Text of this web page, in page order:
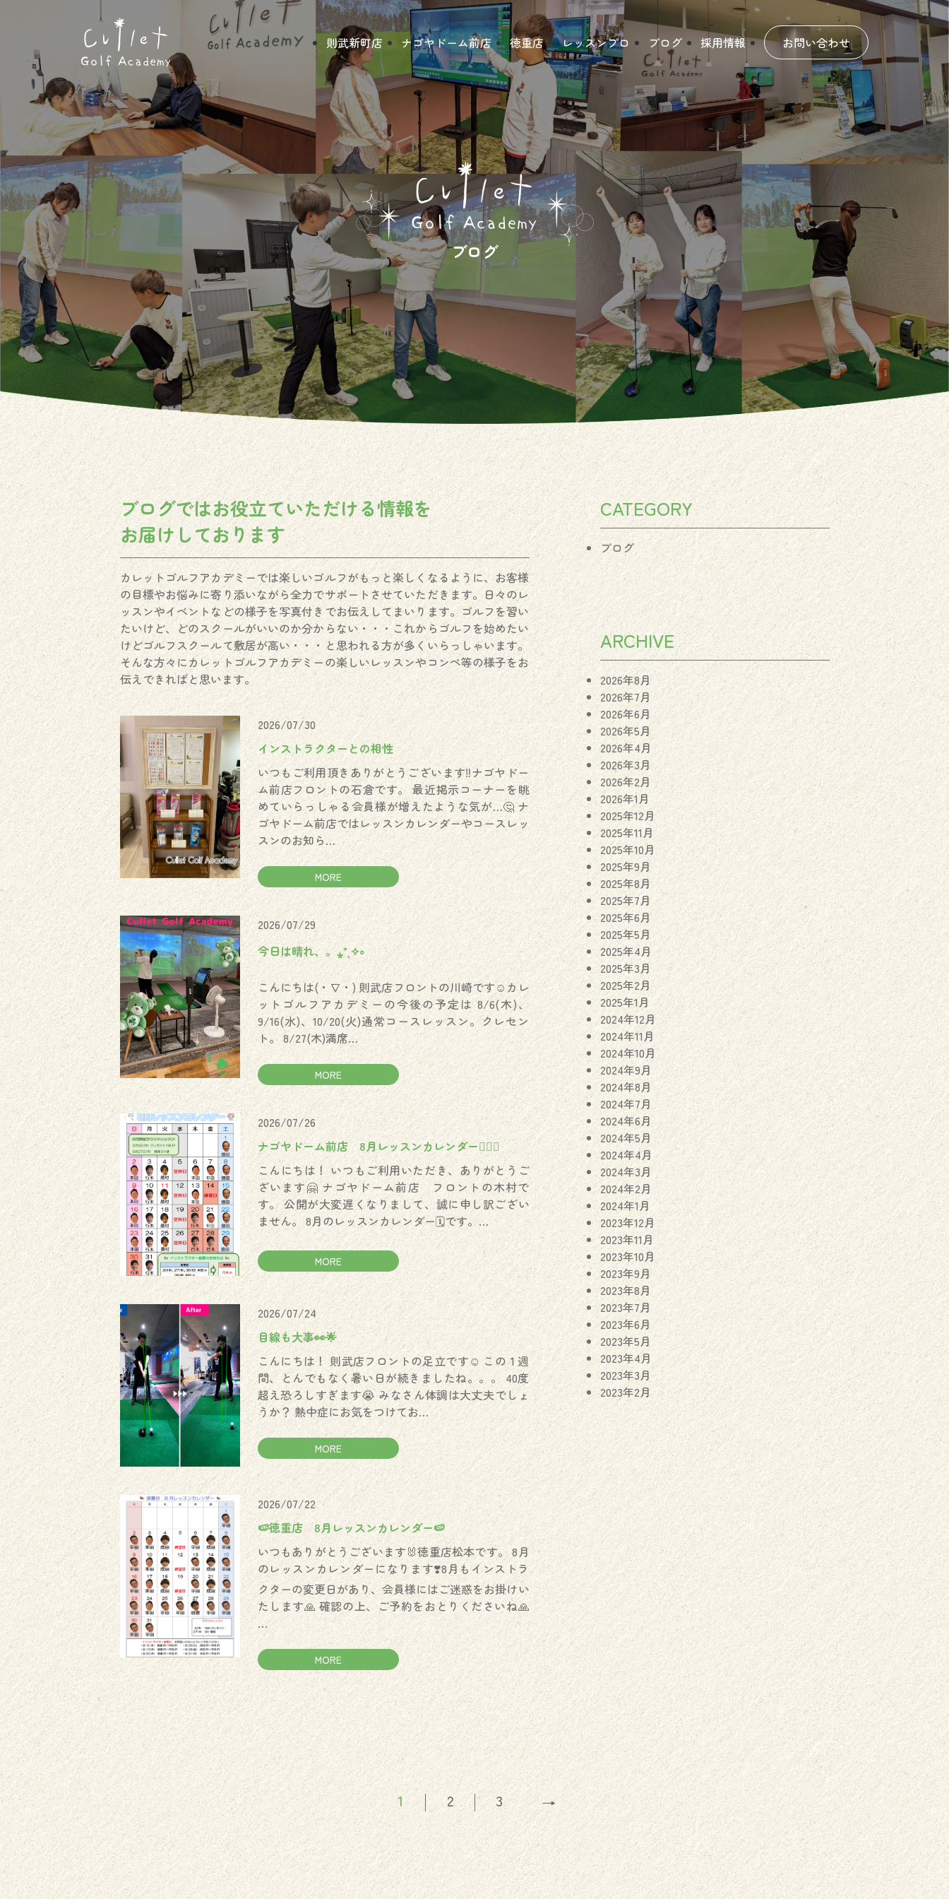
則武新町店 ナゴヤドーム前店 徳重店 レッスンプロ ブログ 採用情報 お問い合わせ
ブログ
ブログではお役立ていただける情報を
お届けしております
カレットゴルフアカデミーでは楽しいゴルフがもっと楽しくなるように、お客様
の目標やお悩みに寄り添いながら全力でサポートさせていただきます。日々のレ
ッスンやイベントなどの様子を写真付きでお伝えしてまいります。ゴルフを習い
たいけど、どのスクールがいいのか分からない・・・これからゴルフを始めたい
けどゴルフスクールて敷居が高い・・・と思われる方が多くいらっしゃいます。
そんな方々にカレットゴルフアカデミーの楽しいレッスンやコンペ等の様子をお
伝えできればと思います。
2026/07/30
インストラクターとの相性
いつもご利用頂きありがとうございます‼️ナゴヤドー
ム前店フロントの石倉です。 最近掲示コーナーを眺
めていらっしゃる会員様が増えたような気が…🤔 ナ
ゴヤドーム前店ではレッスンカレンダーやコースレッ
スンのお知ら…
MORE
2026/07/29
今日は晴れ、。⁎⁺˳✧༚
こんにちは(・∇・) 則武店フロントの川崎です☺︎カレ
ットゴルフアカデミーの今後の予定は 8/6(木)、
9/16(水)、10/20(火)通常コースレッスン。クレセン
ト。 8/27(木)満席…
MORE
2026/07/26
ナゴヤドーム前店 8月レッスンカレンダー🏌️‍♀️✨
こんにちは！ いつもご利用いただき、ありがとうご
ざいます🤗 ナゴヤドーム前店 フロントの木村で
す。 公開が大変遅くなりまして、誠に申し訳ござい
ません。 8月のレッスンカレンダー🗓️です。…
MORE
2026/07/24
目線も大事👀🌟
こんにちは！ 則武店フロントの足立です☺️ この１週
間、とんでもなく暑い日が続きましたね。。。 40度
超え恐ろしすぎます😭 みなさん体調は大丈夫でしょ
うか？ 熱中症にお気をつけてお…
MORE
2026/07/22
🍉徳重店 8月レッスンカレンダー🍉
いつもありがとうございます🐰徳重店松本です。 8月
のレッスンカレンダーになります❣️8月もインストラ
クターの変更日があり、会員様にはご迷惑をお掛けい
たします🙏 確認の上、ご予約をおとりくださいね🙏
…
MORE
CATEGORY
ブログ
ARCHIVE
2026年8月
2026年7月
2026年6月
2026年5月
2026年4月
2026年3月
2026年2月
2026年1月
2025年12月
2025年11月
2025年10月
2025年9月
2025年8月
2025年7月
2025年6月
2025年5月
2025年4月
2025年3月
2025年2月
2025年1月
2024年12月
2024年11月
2024年10月
2024年9月
2024年8月
2024年7月
2024年6月
2024年5月
2024年4月
2024年3月
2024年2月
2024年1月
2023年12月
2023年11月
2023年10月
2023年9月
2023年8月
2023年7月
2023年6月
2023年5月
2023年4月
2023年3月
2023年2月
1 2 3 →